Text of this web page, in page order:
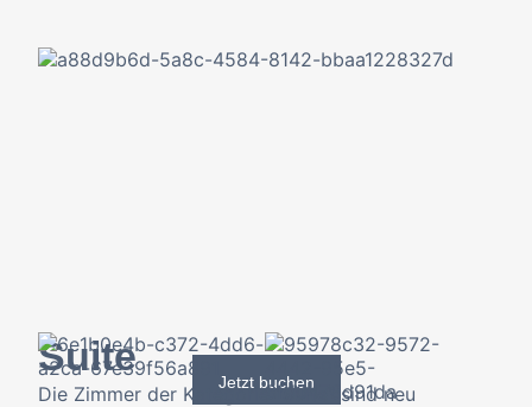
Jetzt buchen
Suite
Die Zimmer der Kategorie "Suite" sind neu